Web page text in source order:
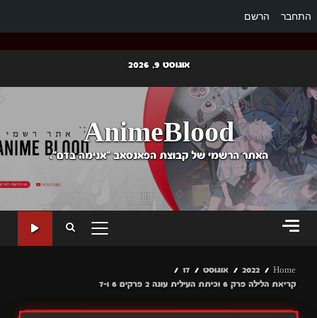
התחבר הרשם
content
אוגוסט 9, 2026
AnimeBlood
האתר הרשמי של קבוצת הפאנסאב "אנימה בדם".
PRIMARY
Home
2022 אוגוסט
17
קריאת הלילה פרק 6 וכיתת העילית עונה 2 פרקים 6 ו-7